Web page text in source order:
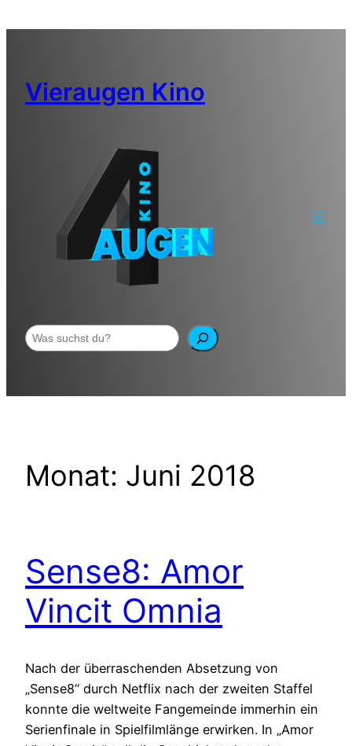
Vieraugen Kino
Suchen
Monat: Juni 2018
Sense8: Amor
Vincit Omnia
Nach der überraschenden Absetzung von
„Sense8“ durch Netflix nach der zweiten Staffel
konnte die weltweite Fangemeinde immerhin ein
Serienfinale in Spielfilmlänge erwirken. In „Amor